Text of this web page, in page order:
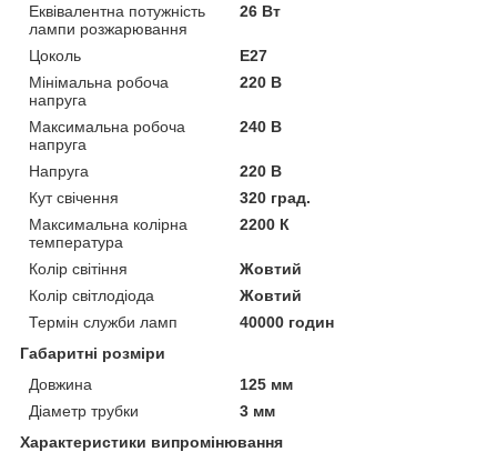
Еквівалентна потужність
лампи розжарювання
26 Вт
Цоколь
E27
Мінімальна робоча
напруга
220 В
Максимальна робоча
напруга
240 В
Напруга
220 В
Кут свічення
320 град.
Максимальна колірна
температура
2200 К
Колір світіння
Жовтий
Колір світлодіода
Жовтий
Термін служби ламп
40000 годин
Габаритні розміри
Довжина
125 мм
Діаметр трубки
3 мм
Характеристики випромінювання